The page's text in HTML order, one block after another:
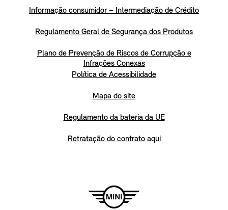
Informação consumidor – Intermediação de Crédito
Regulamento Geral de Segurança dos Produtos
Plano de Prevenção de Riscos de Corrupção e
Infrações Conexas
Política de Acessibilidade
Mapa do site
Regulamento da bateria da UE
Retratação do contrato aqui